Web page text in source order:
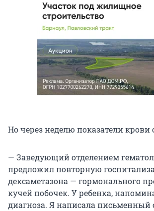
Но через неделю показатели крови
— Заведующий отделением
предложил повторную
дексаметазона — гормонального
кучей побочек. У ребенка,
диагноза. Я написала письменный